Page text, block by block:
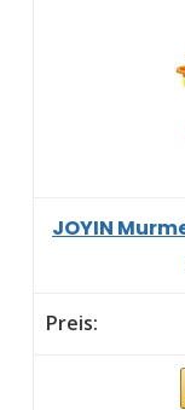
JOYIN